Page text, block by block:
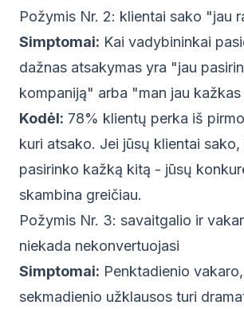
Požymis Nr. 2: klientai sako "jau
Simptomai: Kai vadybininkai
dažnas atsakymas yra "jau
kompaniją" arba "man jau
Kodėl: 78% klientų perka iš
kuri atsako. Jei jūsų klientai sako,
pasirinko kažką kitą - jūsų
skambina greičiau.
Požymis Nr. 3: savaitgalio ir
niekada nekonvertuojasi
Simptomai: Penktadienio
sekmadienio užklausos turi